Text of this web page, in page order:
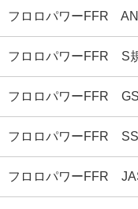
フロロパワーFFR
フロロパワーFFR S
フロロパワーFFR
フロロパワーFFR
フロロパワーFFR